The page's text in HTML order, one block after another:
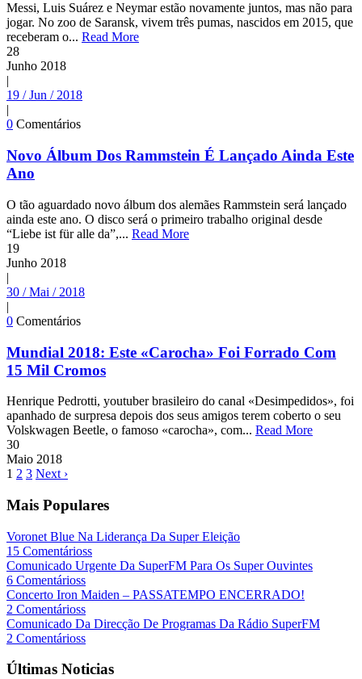
Messi, Luis Suárez e Neymar estão novamente juntos, mas não para
jogar. No zoo de Saransk, vivem três pumas, nascidos em 2015, que
receberam o... Read More
28
Junho 2018
|
19 / Jun / 2018
|
0 Comentários
Novo Álbum Dos Rammstein É Lançado Ainda Este
Ano
O tão aguardado novo álbum dos alemães Rammstein será lançado
ainda este ano. O disco será o primeiro trabalho original desde
“Liebe ist für alle da”,... Read More
19
Junho 2018
|
30 / Mai / 2018
|
0 Comentários
Mundial 2018: Este «Carocha» Foi Forrado Com
15 Mil Cromos
Henrique Pedrotti, youtuber brasileiro do canal «Desimpedidos», foi
apanhado de surpresa depois dos seus amigos terem coberto o seu
Volskwagen Beetle, o famoso «carocha», com... Read More
30
Maio 2018
1 2 3 Next ›
Mais Populares
Voronet Blue Na Liderança Da Super Eleição
15 Comentárioss
Comunicado Urgente Da SuperFM Para Os Super Ouvintes
6 Comentárioss
Concerto Iron Maiden – PASSATEMPO ENCERRADO!
2 Comentárioss
Comunicado Da Direcção De Programas Da Rádio SuperFM
2 Comentárioss
Últimas Noticias